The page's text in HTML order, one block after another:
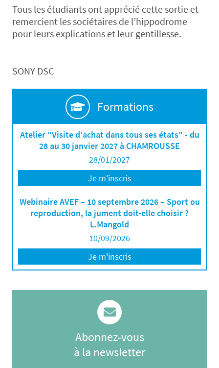
Tous les étudiants ont apprécié cette sortie et
remercient les sociétaires de l’hippodrome
pour leurs explications et leur gentillesse.
SONY DSC
Formations
Atelier "Visite d'achat dans tous ses états" - du
28 au 30 janvier 2027 à CHAMROUSSE
28/01/2027
Je m'inscris
Webinaire AVEF – 10 septembre 2026 – Sport ou
reproduction, la jument doit-elle choisir ?
L.Mangold
10/09/2026
Je m'inscris
Abonnez-vous
à la newsletter